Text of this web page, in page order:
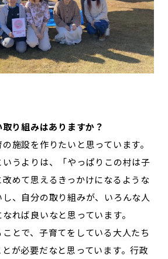
取り組みはありますか？
施設を作りたいと思っています。
うよりは、「やっぱりこの村は子
めて思えるきっかけになるような
、自分の取り組みが、いろんな人
れば良いなと思っています。
とで、子育てをしている大人たち
が必要だなと思っています。行政